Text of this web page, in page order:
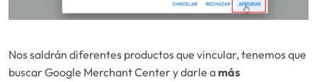
Nos saldrán diferentes productos que vincular, tenemos que
buscar Google Merchant Center y darle amás